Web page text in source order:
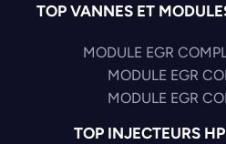
TOP VANNES ET
MODULE EGR
MODULE EGR
MODULE EGR
TOP INJECTEURS